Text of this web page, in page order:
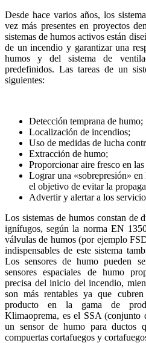
Desde hace varios años, los
vez más presentes en proyectos
sistemas de humos activos están
de un incendio y garantizar una
humos y del sistema de
predefinidos. Las tareas de un
siguientes:
Detección temprana de humo;
Localización de incendios;
Uso de medidas de lucha
Extracción de humo;
Proporcionar aire fresco en
Lograr una «sobrepresión» en
el objetivo de evitar la
Advertir y alertar a los
Los sistemas de humos constan de
ignífugos, según la norma EN
válvulas de humos (por ejemplo
indispensables de este sistema
Los sensores de humo pueden
sensores espaciales de humo
precisa del inicio del incendio,
son más rentables ya que
producto en la gama de
Klimaoprema, es el SSA (conjunto
un sensor de humo para ductos
compuertas cortafuegos y